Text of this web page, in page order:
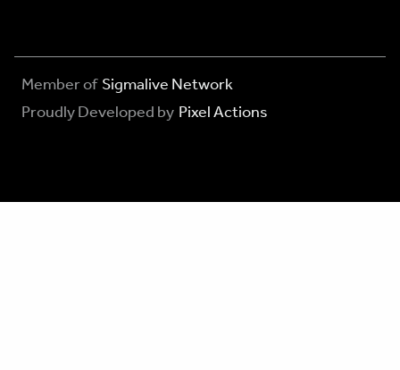
Member of Sigmalive Network
Proudly Developed by Pixel Actions